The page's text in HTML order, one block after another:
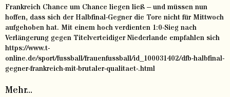
Frankreich Chance um Chance liegen ließ – und müssen nun
hoffen, dass sich der Halbfinal-Gegner die Tore nicht für Mittwoch
aufgehoben hat. Mit einem hoch verdienten 1:0-Sieg nach
Verlängerung gegen Titelverteidiger Niederlande empfahlen sich
https://www.t-
online.de/sport/fussball/frauenfussball/id_100031402/dfb-halbfinal-
gegner-frankreich-mit-brutaler-qualitaet-.html
Mehr...